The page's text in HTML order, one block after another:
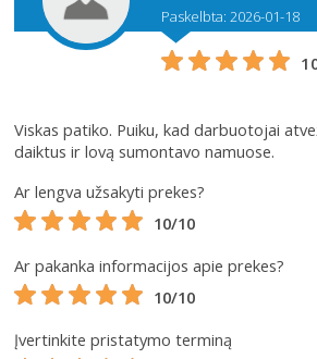
Paskelbta: 2026-01-18
Viskas patiko. Puiku, kad darbuotojai
daiktus ir lovą sumontavo namuose.
Ar lengva užsakyti prekes?
10/10
Ar pakanka informacijos apie prekes?
10/10
Įvertinkite pristatymo terminą